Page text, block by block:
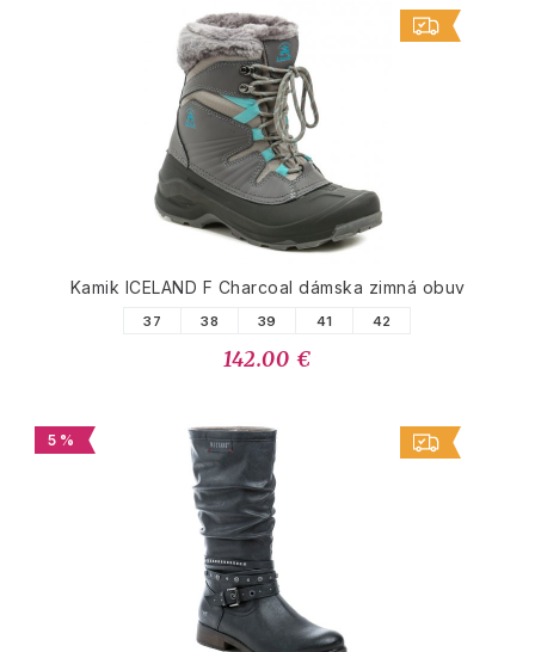
Kamik ICELAND F Charcoal dámska zimná obuv
37 38 39 41 42
142.00 €
5 %